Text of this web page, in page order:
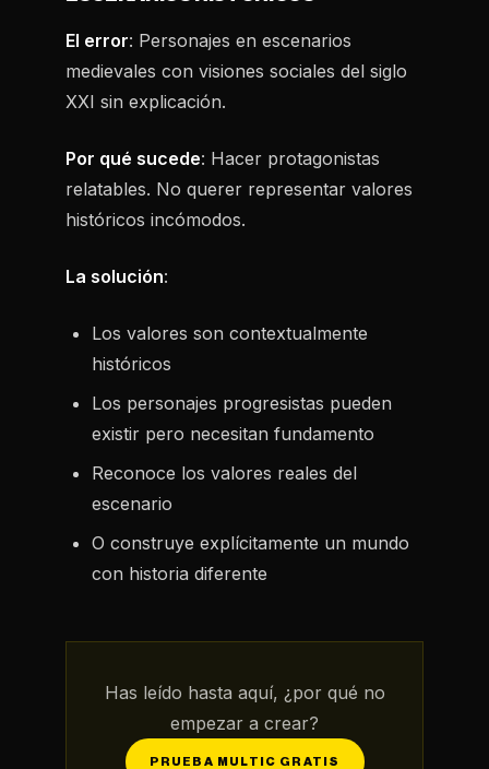
El error: Personajes en escenarios
medievales con visiones sociales del siglo
XXI sin explicación.
Por qué sucede: Hacer protagonistas
relatables. No querer representar valores
históricos incómodos.
La solución:
Los valores son contextualmente
históricos
Los personajes progresistas pueden
existir pero necesitan fundamento
Reconoce los valores reales del
escenario
O construye explícitamente un mundo
con historia diferente
Has leído hasta aquí, ¿por qué no
empezar a crear?
PRUEBA MULTIC GRATIS